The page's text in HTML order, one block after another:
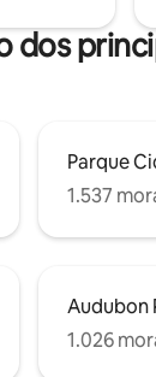
dos
Parque
1.537
Audubon
1.026